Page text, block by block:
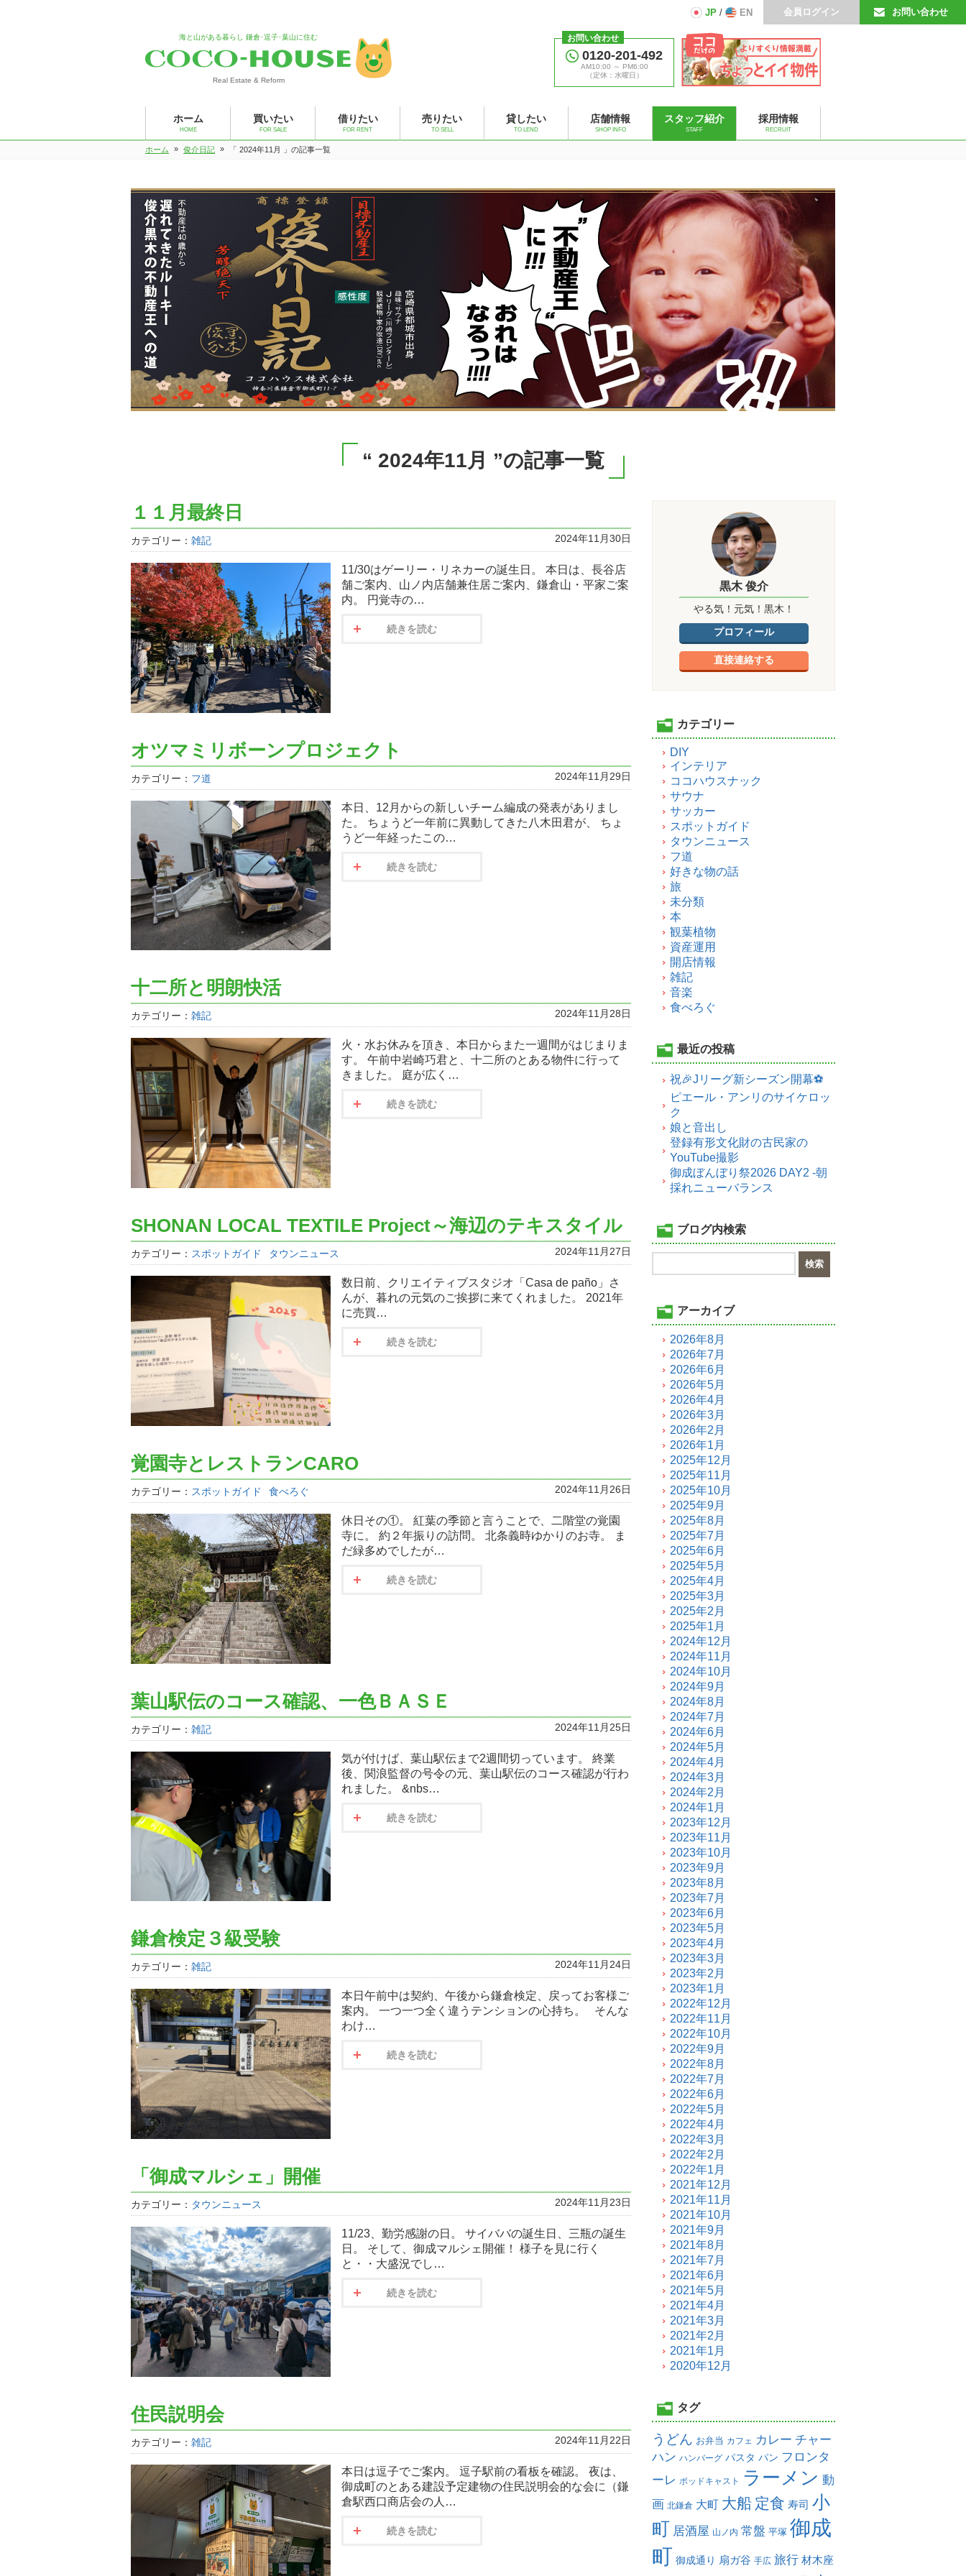
お問い合わせ
会員ログイン
JP / EN
海と山がある暮らし 鎌倉･逗子･葉山に住む
Real Estate & Reform
お問い合わせ
0120-201-492
AM10:00 ～ PM6:00
（定休：水曜日）
ホーム
HOME
買いたい
FOR SALE
借りたい
FOR RENT
売りたい
TO SELL
貸したい
TO LEND
店舗情報
SHOP INFO
スタッフ紹介
STAFF
採用情報
RECRUIT
ホーム » 俊介日記 » 「 2024年11月 」の記事一覧
“ 2024年11月 ”の記事一覧
１１月最終日
カテゴリー： 雑記 2024年11月30日
11/30はゲーリー・リネカーの誕生日。 本日は、長谷店
舗ご案内、山ノ内店舗兼住居ご案内、鎌倉山・平家ご案
内。 円覚寺の…
続きを読む
オツマミリボーンプロジェクト
カテゴリー： フ道 2024年11月29日
本日、12月からの新しいチーム編成の発表がありまし
た。 ちょうど一年前に異動してきた八木田君が、 ちょ
うど一年経ったこの…
続きを読む
十二所と明朗快活
カテゴリー： 雑記 2024年11月28日
火・水お休みを頂き、本日からまた一週間がはじまりま
す。 午前中岩崎巧君と、十二所のとある物件に行って
きました。 庭が広く…
続きを読む
SHONAN LOCAL TEXTILE Project～海辺のテキスタイル
カテゴリー： スポットガイド タウンニュース 2024年11月27日
数日前、クリエイティブスタジオ「Casa de paño」さ
んが、暮れの元気のご挨拶に来てくれました。 2021年
に売買…
続きを読む
覚園寺とレストランCARO
カテゴリー： スポットガイド 食べろぐ 2024年11月26日
休日その①。 紅葉の季節と言うことで、二階堂の覚園
寺に。 約２年振りの訪問。 北条義時ゆかりのお寺。 ま
だ緑多めでしたが…
続きを読む
葉山駅伝のコース確認、一色ＢＡＳＥ
カテゴリー： 雑記 2024年11月25日
気が付けば、葉山駅伝まで2週間切っています。 終業
後、関浪監督の号令の元、葉山駅伝のコース確認が行わ
れました。 &nbs…
続きを読む
鎌倉検定３級受験
カテゴリー： 雑記 2024年11月24日
本日午前中は契約、午後から鎌倉検定、戻ってお客様ご
案内。 一つ一つ全く違うテンションの心持ち。 そんな
わけ…
続きを読む
「御成マルシェ」開催
カテゴリー： タウンニュース 2024年11月23日
11/23、勤労感謝の日。 サイババの誕生日、三瓶の誕生
日。 そして、御成マルシェ開催！ 様子を見に行く
と・・大盛況でし…
続きを読む
住民説明会
カテゴリー： 雑記 2024年11月22日
本日は逗子でご案内。 逗子駅前の看板を確認。 夜は、
御成町のとある建設予定建物の住民説明会的な会に（鎌
倉駅西口商店会の人…
続きを読む
黒木 俊介
やる気！元気！黒木！
プロフィール
直接連絡する
カテゴリー
DIY
インテリア
ココハウスナック
サウナ
サッカー
スポットガイド
タウンニュース
フ道
好きな物の話
旅
未分類
本
観葉植物
資産運用
開店情報
雑記
音楽
食べろぐ
最近の投稿
祝🎉Jリーグ新シーズン開幕⚽
ピエール・アンリのサイケロッ
ク
娘と音出し
登録有形文化財の古民家の
YouTube撮影
御成ぼんぼり祭2026 DAY2 -朝
採れニューバランス
ブログ内検索
アーカイブ
2026年8月
2026年7月
2026年6月
2026年5月
2026年4月
2026年3月
2026年2月
2026年1月
2025年12月
2025年11月
2025年10月
2025年9月
2025年8月
2025年7月
2025年6月
2025年5月
2025年4月
2025年3月
2025年2月
2025年1月
2024年12月
2024年11月
2024年10月
2024年9月
2024年8月
2024年7月
2024年6月
2024年5月
2024年4月
2024年3月
2024年2月
2024年1月
2023年12月
2023年11月
2023年10月
2023年9月
2023年8月
2023年7月
2023年6月
2023年5月
2023年4月
2023年3月
2023年2月
2023年1月
2022年12月
2022年11月
2022年10月
2022年9月
2022年8月
2022年7月
2022年6月
2022年5月
2022年4月
2022年3月
2022年2月
2022年1月
2021年12月
2021年11月
2021年10月
2021年9月
2021年8月
2021年7月
2021年6月
2021年5月
2021年4月
2021年3月
2021年2月
2021年1月
2020年12月
タグ
うどん お弁当 カフェ カレー チャー
ハン ハンバーグ パスタ パン フロンタ
ーレ ポッドキャスト ラーメン 動
画 北鎌倉 大町 大船 定食 寿司 小
町 居酒屋 山ノ内 常盤 平塚 御成
町 御成通り 扇ガ谷 手広 旅行 材木座